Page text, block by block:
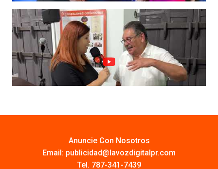
Anuncie Con Nosotros
Email: publicidad@lavozdigitalpr.com
Tel. 787-341-7439